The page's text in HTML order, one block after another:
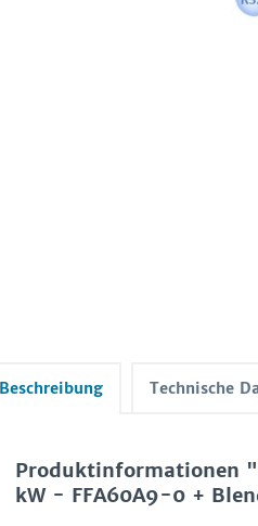
Beschreibung Technische
Produktinformationen
kW - FFA60A9-0 +